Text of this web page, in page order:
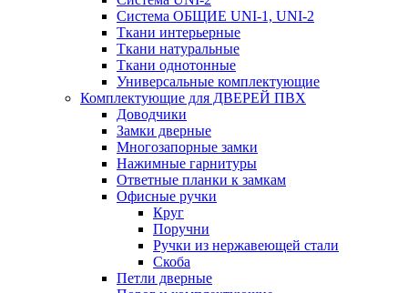
Система ОБЩИЕ UNI-1, UNI-2
Ткани интерьерные
Ткани натуральные
Ткани однотонные
Универсальные комплектующие
Комплектующие для ДВЕРЕЙ ПВХ
Доводчики
Замки дверные
Многозапорные замки
Нажимные гарнитуры
Ответные планки к замкам
Офисные ручки
Круг
Поручни
Ручки из нержавеющей стали
Скоба
Петли дверные